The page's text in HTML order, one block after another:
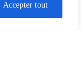
Accepter tout